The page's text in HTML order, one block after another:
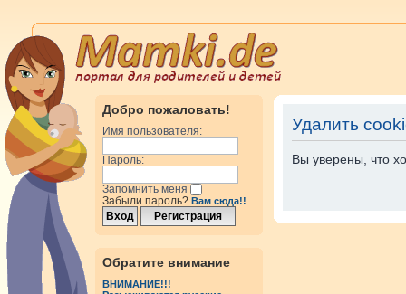
Добро пожаловать!
Имя пользователя:
Пароль:
Запомнить меня
Забыли пароль? Вам сюда!!
Обратите внимание
ВНИМАНИЕ!!!
Удалить
Вы уверены, что